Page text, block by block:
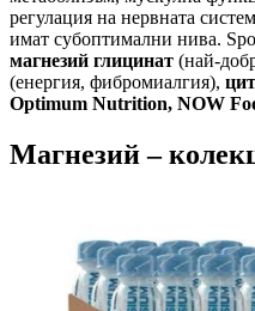
регулация на нервната
имат субоптимални нива.
магнезий глицинат (най-
(енергия, фибромиалгия),
Optimum Nutrition, NOW
Магнезий –